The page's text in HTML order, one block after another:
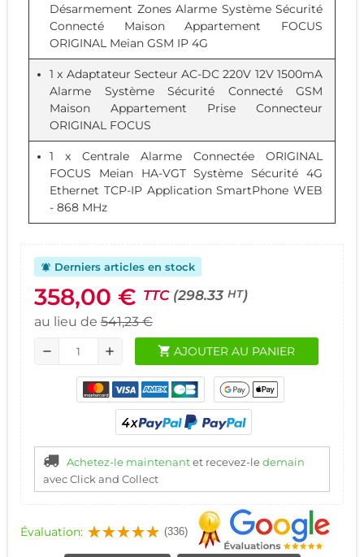
Désarmement Zones Alarme Système Sécurité
Connecté Maison Appartement FOCUS
ORIGINAL Meian GSM IP 4G
1 x Adaptateur Secteur AC-DC 220V 12V 1500mA
Alarme Système Sécurité Connecté GSM
Maison Appartement Prise Connecteur
ORIGINAL FOCUS
1 x Centrale Alarme Connectée ORIGINAL
FOCUS Meian HA-VGT Système Sécurité 4G
Ethernet TCP-IP Application SmartPhone WEB
- 868 MHz
notifications_active Derniers articles en stock
358,00 € TTC (298.33 HT)
au lieu de 541,23 €
remove add shopping_cart AJOUTER AU PANIER
Achetez-le maintenantet recevez-ledemain
avec Click and Collect
Évaluation: (336)